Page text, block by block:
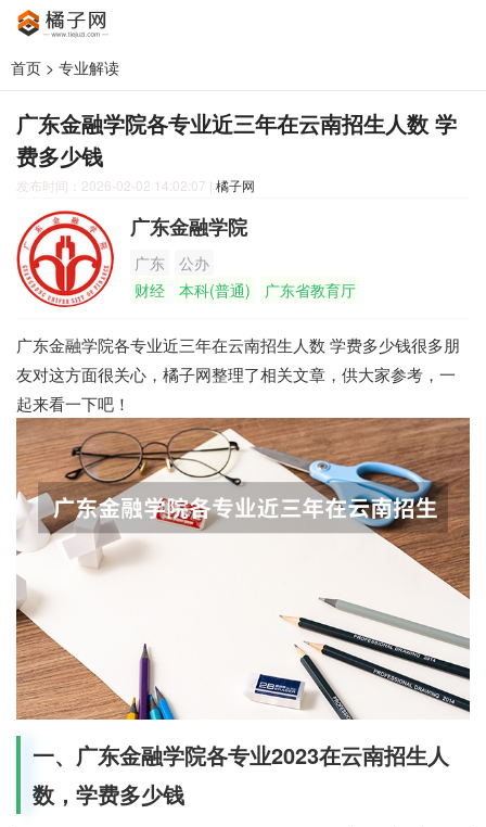
首页 > 专业解读
广东金融学院各专业近三年在云南招生人数 学
费多少钱
发布时间：2026-02-02 14:02:07 | 橘子网
广东金融学院
广东
公办
财经
本科(普通) 广东省教育厅
广东金融学院各专业近三年在云南招生人数 学费多少钱很多朋
友对这方面很关心，橘子网整理了相关文章，供大家参考，一
起来看一下吧！
一、广东金融学院各专业2023在云南招生人
数，学费多少钱